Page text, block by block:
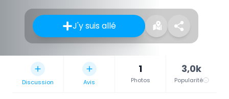
J'y suis allé
Discussion Avis
1
Photos
3,0k
Popularité